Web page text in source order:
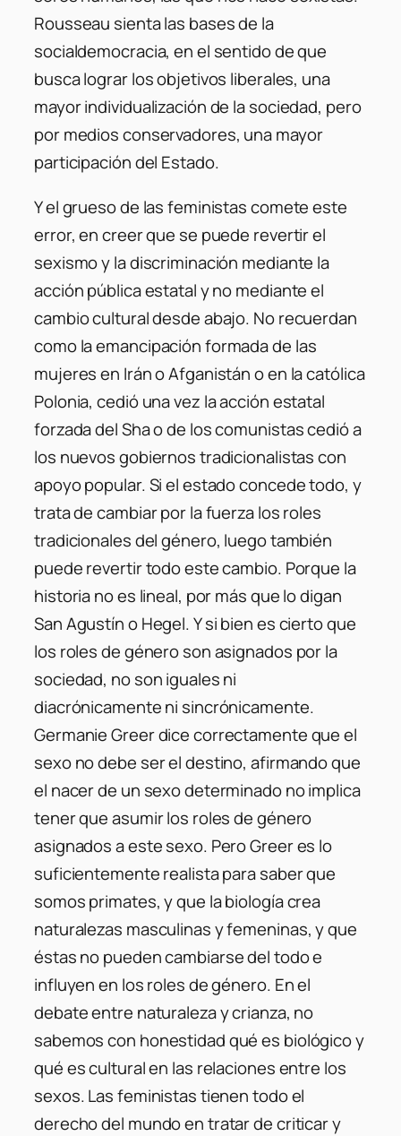
Rousseau sienta las bases de la
socialdemocracia, en el sentido de que
busca lograr los objetivos liberales, una
mayor individualización de la sociedad, pero
por medios conservadores, una mayor
participación del Estado.
Y el grueso de las feministas comete este
error, en creer que se puede revertir el
sexismo y la discriminación mediante la
acción pública estatal y no mediante el
cambio cultural desde abajo. No recuerdan
como la emancipación formada de las
mujeres en Irán o Afganistán o en la católica
Polonia, cedió una vez la acción estatal
forzada del Sha o de los comunistas cedió a
los nuevos gobiernos tradicionalistas con
apoyo popular. Si el estado concede todo, y
trata de cambiar por la fuerza los roles
tradicionales del género, luego también
puede revertir todo este cambio. Porque la
historia no es lineal, por más que lo digan
San Agustín o Hegel. Y si bien es cierto que
los roles de género son asignados por la
sociedad, no son iguales ni
diacrónicamente ni sincrónicamente.
Germanie Greer dice correctamente que el
sexo no debe ser el destino, afirmando que
el nacer de un sexo determinado no implica
tener que asumir los roles de género
asignados a este sexo. Pero Greer es lo
suficientemente realista para saber que
somos primates, y que la biología crea
naturalezas masculinas y femeninas, y que
éstas no pueden cambiarse del todo e
influyen en los roles de género. En el
debate entre naturaleza y crianza, no
sabemos con honestidad qué es biológico y
qué es cultural en las relaciones entre los
sexos. Las feministas tienen todo el
derecho del mundo en tratar de criticar y